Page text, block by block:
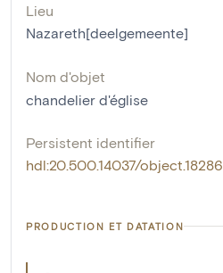
Lieu
Nazareth[deelgemeente]
Nom d'objet
chandelier d'église
Persistent identifier
hdl:20.500.14037/object.18286
PRODUCTION ET DATATION